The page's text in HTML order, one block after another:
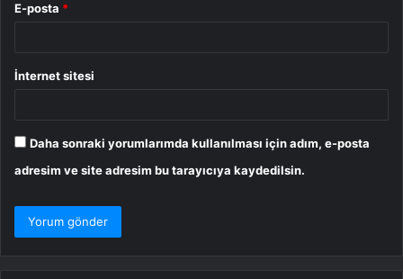
E-posta *
İnternet sitesi
Daha sonraki yorumlarımda kullanılması için adım, e-posta
adresim ve site adresim bu tarayıcıya kaydedilsin.